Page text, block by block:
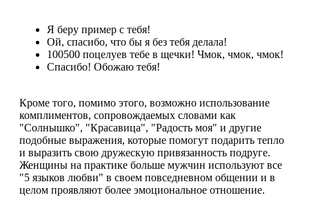
Я беру пример с тебя!
Ой, спасибо, что бы я без тебя делала!
100500 поцелуев тебе в щечки! Чмок, чмок, чмок!
Спасибо! Обожаю тебя!
Кроме того, помимо этого, возможно использование
комплиментов, сопровождаемых словами как
"Солнышко", "Красавица", "Радость моя" и другие
подобные выражения, которые помогут подарить тепло
и выразить свою дружескую привязанность подруге.
Женщины на практике больше мужчин используют все
"5 языков любви" в своем повседневном общении и в
целом проявляют более эмоциональное отношение.